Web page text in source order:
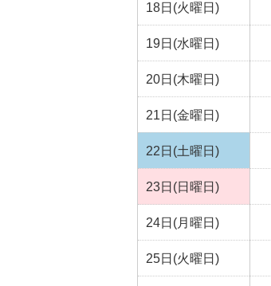
18日(火曜日)
19日(水曜日)
20日(木曜日)
21日(金曜日)
22日(土曜日)
23日(日曜日)
24日(月曜日)
25日(火曜日)